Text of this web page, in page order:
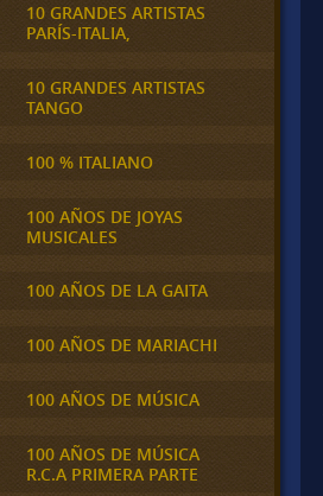
10 GRANDES ARTISTAS
PARÍS-ITALIA,
10 GRANDES ARTISTAS
TANGO
100 % ITALIANO
100 AÑOS DE JOYAS
MUSICALES
100 AÑOS DE LA GAITA
100 AÑOS DE MARIACHI
100 AÑOS DE MÚSICA
100 AÑOS DE MÚSICA
R.C.A PRIMERA PARTE